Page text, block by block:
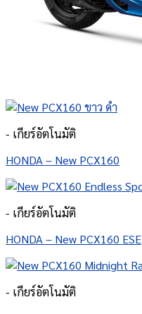
- เกียร์อัตโนมัติ
HONDA – New PCX160
- เกียร์อัตโนมัติ
HONDA – New PCX160 ESE
- เกียร์อัตโนมัติ